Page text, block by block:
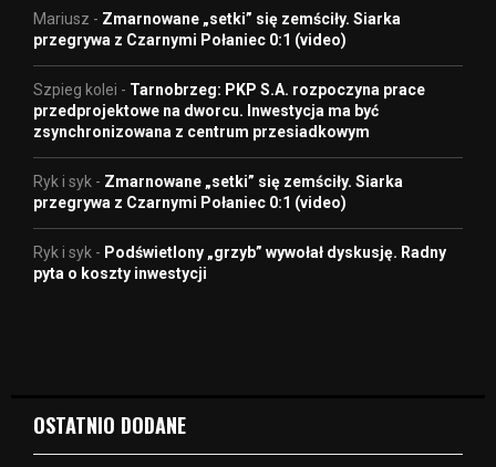
Mariusz - Zmarnowane „setki” się zemściły. Siarka
przegrywa z Czarnymi Połaniec 0:1 (video)
Szpieg kolei - Tarnobrzeg: PKP S.A. rozpoczyna prace
przedprojektowe na dworcu. Inwestycja ma być
zsynchronizowana z centrum przesiadkowym
Ryk i syk - Zmarnowane „setki” się zemściły. Siarka
przegrywa z Czarnymi Połaniec 0:1 (video)
Ryk i syk - Podświetlony „grzyb” wywołał dyskusję. Radny
pyta o koszty inwestycji
OSTATNIO DODANE